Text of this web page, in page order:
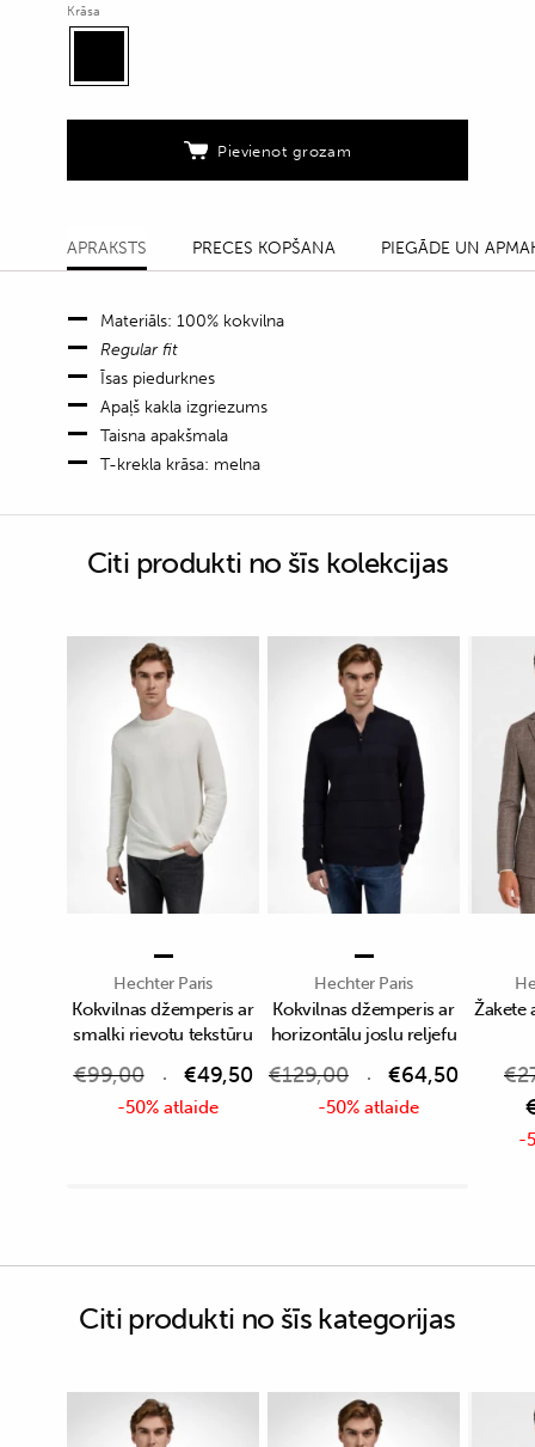
ar
Krāsa
Pievienot grozam
APRAKSTS PRECES KOPŠANA PIEGĀDE UN
Materiāls: 100% kokvilna
Regular fit
Īsas piedurknes
Apaļš kakla izgriezums
Taisna apakšmala
T-krekla krāsa: melna
Citi produkti no šīs kolekcijas
Hechter Paris
Kokvilnas džemperis ar
smalki rievotu tekstūru
€99,00 €49,50
-50% atlaide
Hechter Paris
Kokvilnas džemperis ar
horizontālu joslu reljefu
€129,00 €64,50
-50% atlaide
Žakete
€
-
Citi produkti no šīs kategorijas